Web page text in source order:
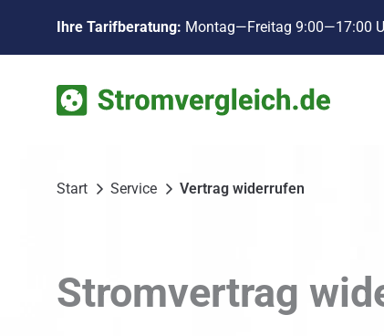
Ihre Tarifberatung: Montag—Freitag 9:00—17:00
Start Service Vertrag widerrufen
Stromvertrag